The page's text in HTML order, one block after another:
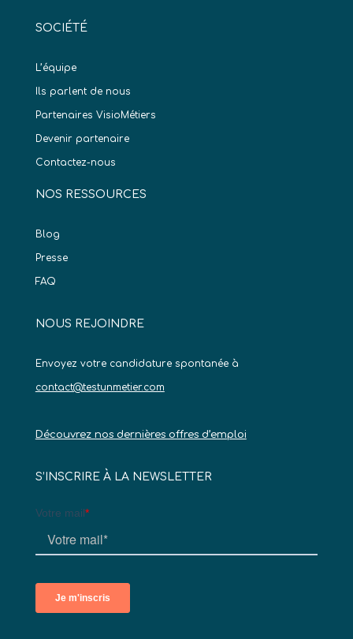
SOCIÉTÉ
L’équipe
Ils parlent de nous
Partenaires VisioMétiers
Devenir partenaire
Contactez-nous
NOS RESSOURCES
Blog
Presse
FAQ
NOUS REJOINDRE
Envoyez votre candidature spontanée à
contact@testunmetier.com
Découvrez nos dernières offres d’emploi
S’INSCRIRE À LA NEWSLETTER